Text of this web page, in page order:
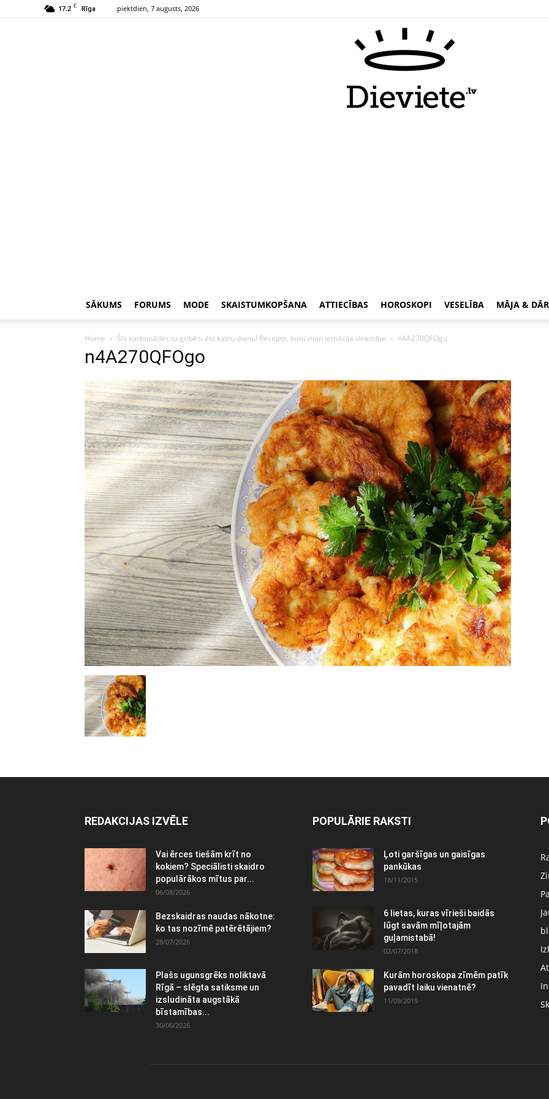
17.2 C Rīga piektdien, 7 augusts, 2026
SĀKUMS FORUMS MODE SKAISTUMKOPŠANA ATTIECĪBAS HOROSKOPI VESELĪBA MĀJA &
Home Šīs karbonādes tu gribēsi ēst katru dienu! Recepte, kuru man iemācīja vīramāte n4A270QFOgo
n4A270QFOgo
REDAKCIJAS IZVĒLE
Vai ērces tiešām krīt no
kokiem? Speciālisti skaidro
populārākos mītus par...
06/08/2026
Bezskaidras naudas nākotne:
ko tas nozīmē patērētājiem?
28/07/2026
Plašs ugunsgrēks noliktavā
Rīgā – slēgta satiksme un
izsludināta augstākā
bīstamības...
30/06/2026
POPULĀRIE RAKSTI
Ļoti garšīgas un gaisīgas
pankūkas
18/11/2015
6 lietas, kuras vīrieši baidās
lūgt savām mīļotajām
guļamistabā!
02/07/2018
Kurām horoskopa zīmēm patīk
pavadīt laiku vienatnē?
11/09/2019